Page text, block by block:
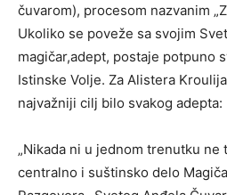
čuvarom), procesom nazvanim
Ukoliko se poveže sa svojim
magičar,adept, postaje potpuno
Istinske Volje. Za Alistera
najvažniji cilj bilo svakog adepta:
„Nikada ni u jednom trenutku ne
centralno i suštinsko delo